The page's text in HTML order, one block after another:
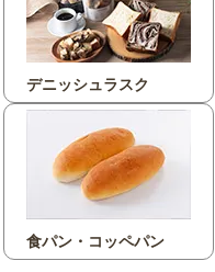
デニッシュラスク
食パン・コッペパン